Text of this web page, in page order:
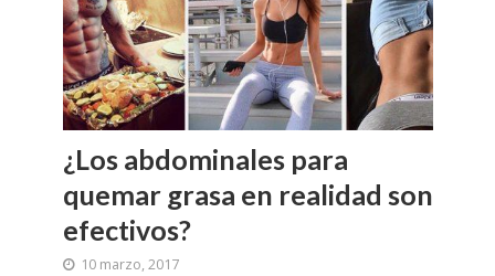
¿Los abdominales para
quemar grasa en realidad son
efectivos?
10 marzo, 2017